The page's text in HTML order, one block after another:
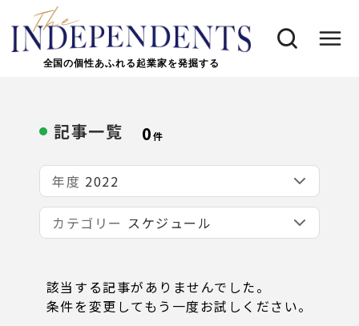
全国の個性あふれる起業家を発掘する
記事一覧 0件
年度
カテゴリー
該当する記事がありませんでした。
条件を変更してもう一度お試しください。